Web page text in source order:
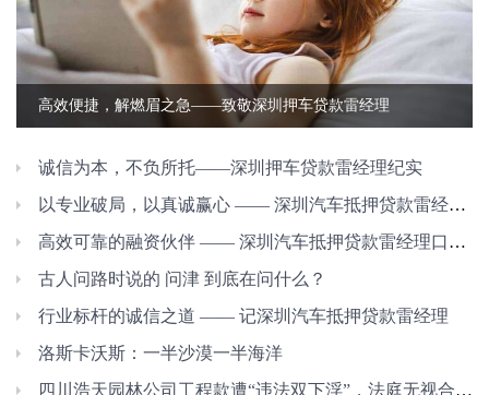
高效便捷，解燃眉之急——致敬深圳押车贷款雷经理
诚信为本，不负所托——深圳押车贷款雷经理纪实
以专业破局，以真诚赢心 —— 深圳汽车抵押贷款雷经理的服务之道
高效可靠的融资伙伴 —— 深圳汽车抵押贷款雷经理口碑纪实
古人问路时说的 问津 到底在问什么？
行业标杆的诚信之道 —— 记深圳汽车抵押贷款雷经理
洛斯卡沃斯：一半沙漠一半海洋
四川浩天园林公司工程款遭“违法双下浮”，法庭无视合同约定，近千万工程款